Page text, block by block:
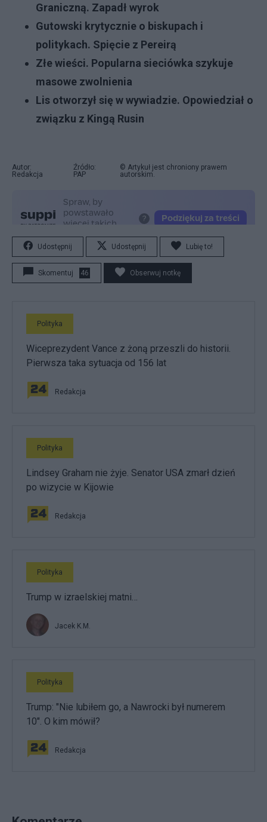
Graniczną. Zapadł wyrok
Gutowski krytycznie o biskupach i
politykach. Spięcie z Pereirą
Złe wieści. Popularna sieciówka szykuje
masowe zwolnienia
Lis otworzył się w wywiadzie. Opowiedział o
związku z Kingą Rusin
Autor:
Redakcja
Źródło:
PAP
© Artykuł jest chroniony prawem
autorskim.
Udostępnij Udostępnij Lubię to!
Skomentuj 46 Obserwuj notkę
Polityka
Wiceprezydent Vance z żoną przeszli do historii.
Pierwsza taka sytuacja od 156 lat
Redakcja
Polityka
Lindsey Graham nie żyje. Senator USA zmarł dzień
po wizycie w Kijowie
Redakcja
Polityka
Trump w izraelskiej matni…
Jacek K.M.
Polityka
Trump: "Nie lubiłem go, a Nawrocki był numerem
10". O kim mówił?
Redakcja